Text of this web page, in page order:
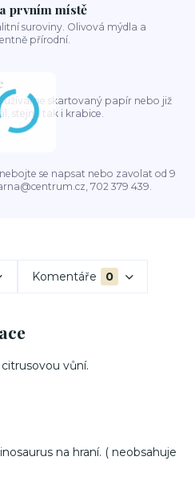
prvním místě
suroviny. Olivová mýdla a
přírodní.
skartovaný papír nebo již
stejně tak i krabice.
se napsat nebo zavolat od 9
702 379 439.
Komentáře 0
vůní.
na hraní. ( neobsahuje